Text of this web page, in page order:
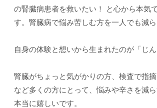
の腎臓病患者を救いたい！ と心から本気
す。腎臓病で悩み苦しむ方を一人でも減ら
自身の体験と想いから生まれたのが「じん
腎臓がちょっと気がかりの方、検査で指
など多くの方にとって、悩みや辛さを減
本当に嬉しいです。